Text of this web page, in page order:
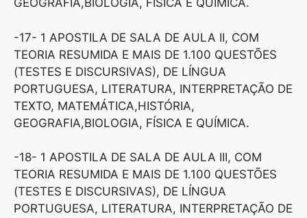
GEOGRAFIA,BIOLOGIA, FÍSICA E QUÍMICA.
-17- 1 APOSTILA DE SALA DE AULA II, COM
TEORIA RESUMIDA E MAIS DE 1.100 QUESTÕES
(TESTES E DISCURSIVAS), DE LÍNGUA
PORTUGUESA, LITERATURA, INTERPRETAÇÃO DE
TEXTO, MATEMÁTICA,HISTÓRIA,
GEOGRAFIA,BIOLOGIA, FÍSICA E QUÍMICA.
-18- 1 APOSTILA DE SALA DE AULA III, COM
TEORIA RESUMIDA E MAIS DE 1.100 QUESTÕES
(TESTES E DISCURSIVAS), DE LÍNGUA
PORTUGUESA, LITERATURA, INTERPRETAÇÃO DE